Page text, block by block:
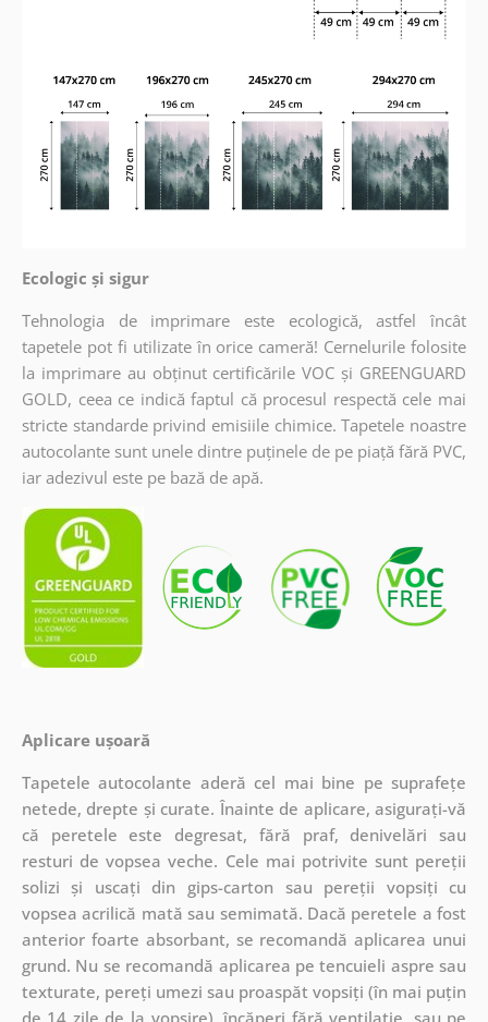
Ecologic și sigur
Tehnologia de imprimare este ecologică, astfel încât
tapetele pot fi utilizate în orice cameră! Cernelurile folosite
la imprimare au obținut certificările VOC și GREENGUARD
GOLD, ceea ce indică faptul că procesul respectă cele mai
stricte standarde privind emisiile chimice. Tapetele noastre
autocolante sunt unele dintre puținele de pe piață fără PVC,
iar adezivul este pe bază de apă.
Aplicare ușoară
Tapetele autocolante aderă cel mai bine pe suprafețe
netede, drepte și curate. Înainte de aplicare, asigurați-vă
că peretele este degresat, fără praf, denivelări sau
resturi de vopsea veche. Cele mai potrivite sunt pereții
solizi și uscați din gips-carton sau pereții vopsiți cu
vopsea acrilică mată sau semimată. Dacă peretele a fost
anterior foarte absorbant, se recomandă aplicarea unui
grund. Nu se recomandă aplicarea pe tencuieli aspre sau
texturate, pereți umezi sau proaspăt vopsiți (în mai puțin
de 14 zile de la vopsire), încăperi fără ventilație, sau pe